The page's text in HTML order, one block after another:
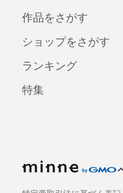
作品をさがす
ショップをさがす
ランキング
特集